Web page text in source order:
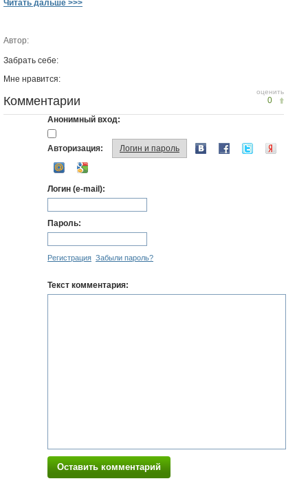
Читать дальше >>>
Автор:
Забрать себе:
Мне нравится:
оценить
0
Комментарии
Анонимный вход:
Авторизация: Логин и пароль
Логин (e-mail):
Пароль:
Регистрация Забыли пароль?
Текст комментария:
Оставить комментарий